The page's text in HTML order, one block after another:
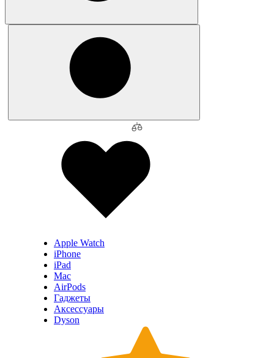
Apple Watch
iPhone
iPad
Mac
AirPods
Гаджеты
Аксессуары
Dyson